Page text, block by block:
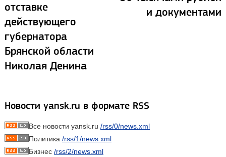
отставке
действующего
губернатора
Брянской области
Николая Денина
и документами
Новости yansk.ru в формате RSS
Все новости yansk.ru /rss/0/news.xml
Политика /rss/1/news.xml
Бизнес /rss/2/news.xml